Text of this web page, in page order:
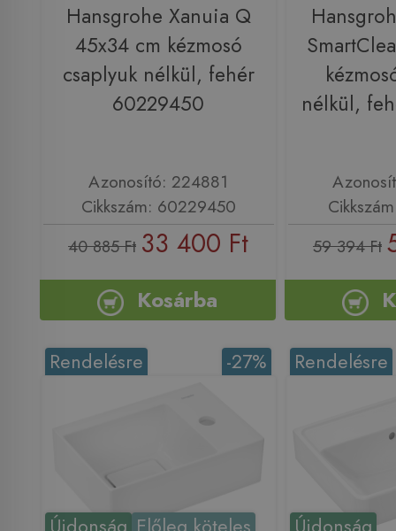
Hansgrohe Xanuia Q
45x34 cm kézmosó
csaplyuk nélkül, fehér
60229450
Azonosító: 224881
Cikkszám: 60229450
40 885 Ft 33 400 Ft
Kosárba
nélkül,
59 394 Ft
-27%
Rendelésre Rendelésre